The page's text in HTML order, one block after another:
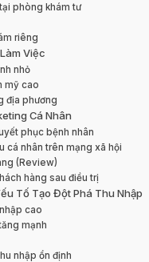
phòng khám tư
riêng
Việc
nhỏ
mỹ cao
địa phương
Cá Nhân
phục bệnh nhân
cá nhân trên mạng xã hội
(Review)
hàng sau điều trị
Tố Tạo Đột Phá Thu Nhập
cao
mạnh
nhập ổn định